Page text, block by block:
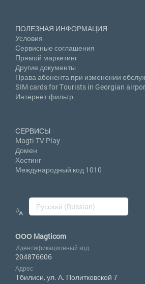
ПОЛЕЗНАЯ ИНФОРМАЦИЯ
Условия
Сервисные соглашения
Прямой маркетинг
Другие документы
Права абонента при изменении
SIM cards for Tourists in Georgian
Интернет-фильтр
СЕРВИСЫ
Magti TV Play
Домен
Хостинг
Международный код 1010
ООО Magticom
Идентификационный код
204876606
Адрес
Тбилиси, ул. А. Политковской 7